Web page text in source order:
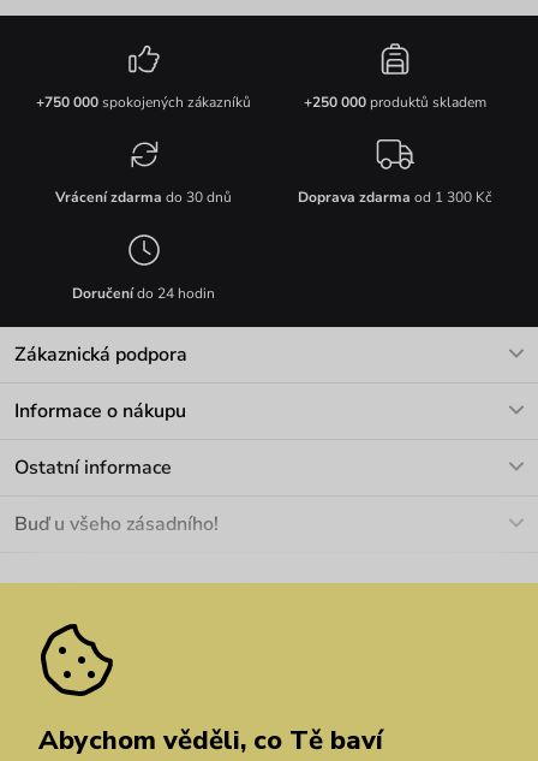
+750 000spokojených zákazníků +250 000produktů skladem
Vrácení zdarma do 30 dnů Doprava zdarma od 1 300 Kč
Doručenído 24 hodin
Zákaznická podpora
Informace o nákupu
Materiály a údržba
Pozáruční opravy
Ostatní informace
Velkoobchod
Dárkové poukazy
Vuchlook
Prodejny
Praha Brno Chrudim
Buď u všeho zásadního!
Zásady ochrany osobních údajů
Abychom věděli, co Tě baví